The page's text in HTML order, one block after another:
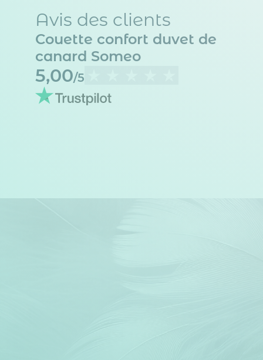
Avis des clients
Couette confort duvet de
canard Someo
5,00/5